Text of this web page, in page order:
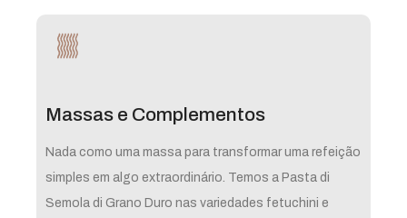
Massas e Complementos
Nada como uma massa para transformar uma refeição
simples em algo extraordinário. Temos a Pasta di
Semola di Grano Duro nas variedades fetuchini e